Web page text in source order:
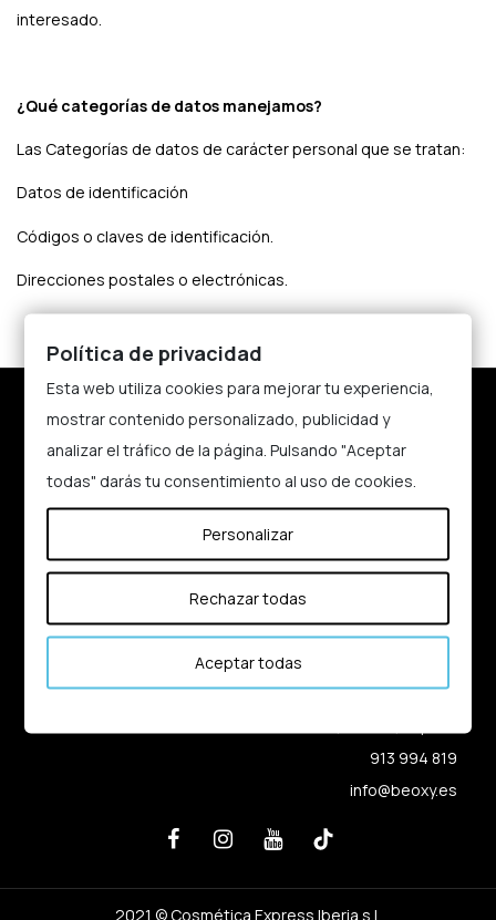
interesado.
¿Qué categorías de datos manejamos?
Las Categorías de datos de carácter personal que se tratan:
Datos de identificación
Códigos o claves de identificación.
Direcciones postales o electrónicas.
Nosotros
Aviso legal
Política de cookies
Política de Privacidad
Términos y condiciones
Preguntas frecuentes
Alonso Cano, 67
913 994 819
info@beoxy.es
2021 © Cosmética Express Iberia s.l.
Política de privacidad
Esta web utiliza cookies para mejorar tu experiencia,
mostrar contenido personalizado, publicidad y
analizar el tráfico de la página. Pulsando "Aceptar
todas" darás tu consentimiento al uso de cookies.
Personalizar
Rechazar todas
Aceptar todas